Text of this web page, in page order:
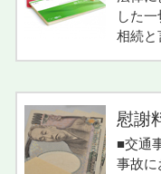
した
相続
慰謝
■交通
事故に